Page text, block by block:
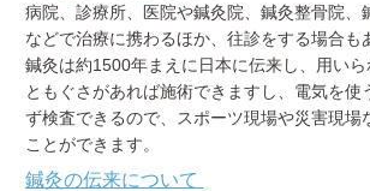
病院、診療所、医院や鍼灸院、鍼灸整骨院、
などで治療に携わるほか、往診をする場合も
鍼灸は約1500年まえに日本に伝来し、用い
ともぐさがあれば施術できますし、電気を使
ず検査できるので、スポーツ現場や災害現場
ことができます。
鍼灸の伝来について